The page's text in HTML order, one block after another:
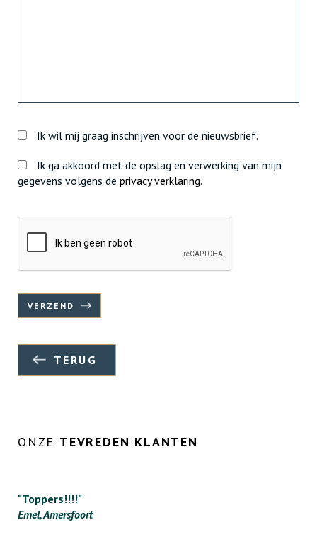
Ik wil mij graag inschrijven voor de nieuwsbrief.
Ik ga akkoord met de opslag en verwerking van mijn
gegevens volgens de privacy verklaring.
VERZEND
TERUG
ONZE TEVREDEN KLANTEN
"Toppers!!!!"
Emel, Amersfoort